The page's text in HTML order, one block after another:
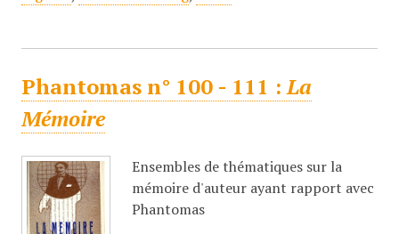
Phantomas n° 100 - 111 :La
Mémoire
Ensembles de thématiques sur la
mémoire d'auteur ayant rapport avec
Phantomas